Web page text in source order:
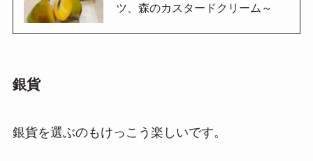
ツ、森のカスタードクリーム～
銀貨
銀貨を選ぶのもけっこう楽しいです。